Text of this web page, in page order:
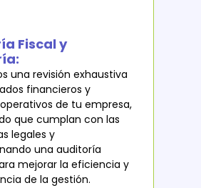
Fiscal y
una revisión exhaustiva
financieros y
de tu empresa,
que cumplan con las
legales y
una auditoría
mejorar la eficiencia y
de la gestión.